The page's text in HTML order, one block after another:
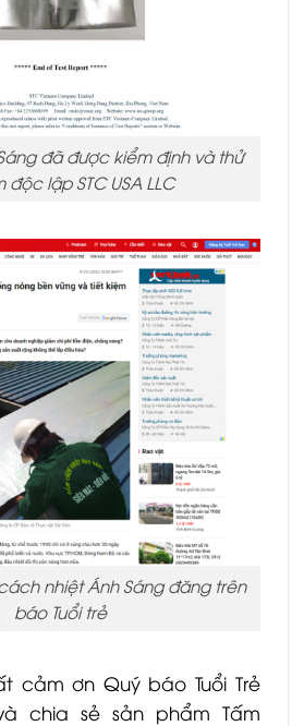
đã được kiểm định và thử
độc lập STC USA LLC
nhiệt Ánh Sáng đăng trên
báo Tuổi trẻ
cảm ơn Quý báo Tuổi Trẻ
chia sẻ sản phẩm Tấm